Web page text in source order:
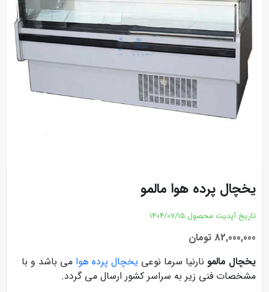
یخچال پرده هوا مالمو
تاریخ آپدیت محصول 1404/07/15
82,000,000 تومان
یخچال مالمو نارنیا سرما نوعی یخچال پرده هوا می باشد و با
مشخصات فنی زیر به سراسر کشور ارسال می گردد.